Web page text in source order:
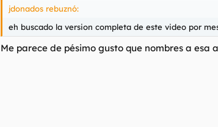
jdonados rebuznó:
eh buscado la version completa de este video por
Me parece de pésimo gusto que nombres a esa